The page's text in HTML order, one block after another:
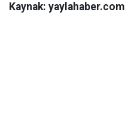
Kaynak: yaylahaber.com